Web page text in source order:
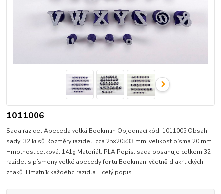
1011006
Sada razidel Abeceda velká Bookman Objednací kód: 1011006 Obsah
sady: 32 kusů Rozměry razidel: cca 25×20×33 mm, velikost písma 20 mm.
Hmotnost celková: 141g Materiál: PLA Popis: sada obsahuje celkem 32
razidel s písmeny velké abecedy fontu Bookman, včetně diakritických
znaků. Hmatník každého razidla... celý popis